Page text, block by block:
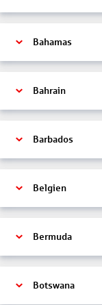
Bahamas
Bahrain
Barbados
Belgien
Bermuda
Botswana